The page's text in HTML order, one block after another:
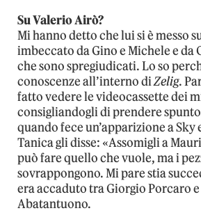
Su Valerio Airò?
Mi hanno detto che lui si è messo
imbeccato da Gino e Michele e da
che sono spregiudicati. Lo so
conoscenze all’interno diZelig.
fatto vedere le videocassette dei
consigliandogli di prendere
quando fece un’apparizione a Sky
Tanica gli disse: «Assomigli a
può fare quello che vuole, ma i
sovrappongono. Mi pare stia
era accaduto tra Giorgio Porcaro e
Abatantuono.